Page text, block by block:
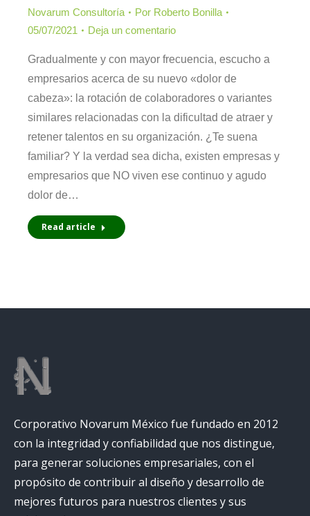
Novarum Consultoría Por Roberto Bonilla
05/07/2021
Deja un comentario
Gradualmente y con mayor frecuencia, escucho a
empresarios acerca de su nuevo «dolor de
cabeza»: la rotación de colaboradores o variantes
similares relacionadas con la dificultad de atraer y
retener talentos en su organización. ¿Te suena
familiar? Y la verdad sea dicha, existen empresas y
empresarios que NO viven ese continuo y agudo
dolor de…
Read article
Corporativo Novarum México fue fundado en 2012
con la integridad y confiabilidad que nos distingue,
para generar soluciones empresariales, con el
propósito de contribuir al diseño y desarrollo de
mejores futuros para nuestros clientes y sus